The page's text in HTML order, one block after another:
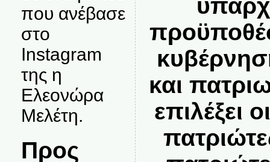
που ανέβασε
στο
Instagram
της η
Ελεονώρα
Μελέτη.
Προς
και
επιλέξει